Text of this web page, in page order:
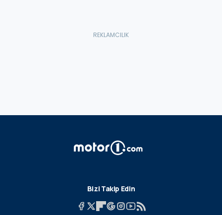
Bizi Takip Edin